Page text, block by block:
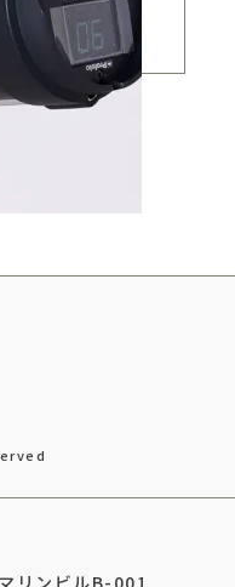
リンビルB-001